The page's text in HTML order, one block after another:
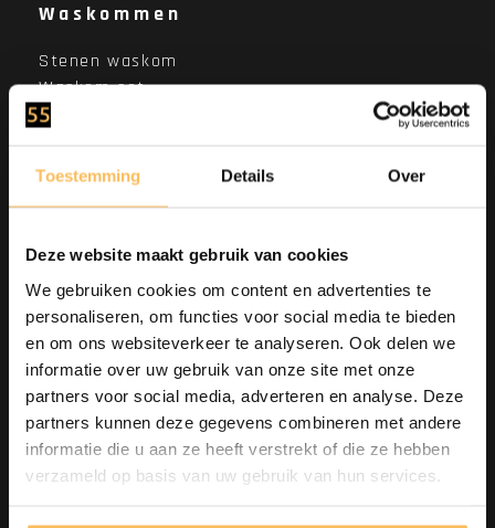
Toestemming Details Over
Deze website maakt gebruik van cookies
We gebruiken cookies om content en advertenties te
personaliseren, om functies voor social media te bieden
en om ons websiteverkeer te analyseren. Ook delen we
informatie over uw gebruik van onze site met onze
partners voor social media, adverteren en analyse. Deze
partners kunnen deze gegevens combineren met andere
informatie die u aan ze heeft verstrekt of die ze hebben
verzameld op basis van uw gebruik van hun services.
Waskommen
Stenen waskom
Waskom set
Stenen wasbak
Slaapkamermeubelen
Boekenkasten
Woonaccessoires
Houten fruitschalen
Wanddecoratie
Houtsnijwerk meubelen
Binnen decoratie